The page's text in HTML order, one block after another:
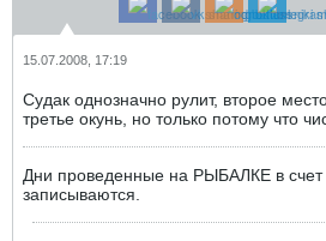
15.07.2008, 17:19
Судак однозначно рулит, второе
третье окунь, но только потому что
Дни проведенные на РЫБАЛКЕ в счет
записываются.